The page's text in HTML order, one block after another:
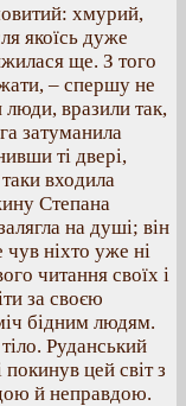
хмурий,
якоїсь дуже
ще. З того
– спершу не
вразили так,
затуманила
ті двері,
входила
Степана
на душі; він
ніхто уже ні
читання своїх і
за своєю
бідним людям.
Руданський
цей світ з
й неправдою.